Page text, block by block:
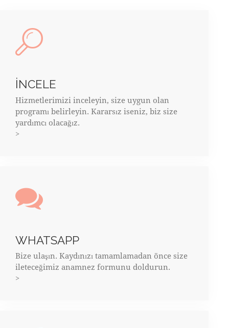
İNCELE
Hizmetlerimizi inceleyin, size uygun olan
programı belirleyin. Kararsız iseniz, biz size
yardımcı olacağız.
>
WHATSAPP
Bize ulaşın. Kaydınızı tamamlamadan önce size
ileteceğimiz anamnez formunu doldurun.
>